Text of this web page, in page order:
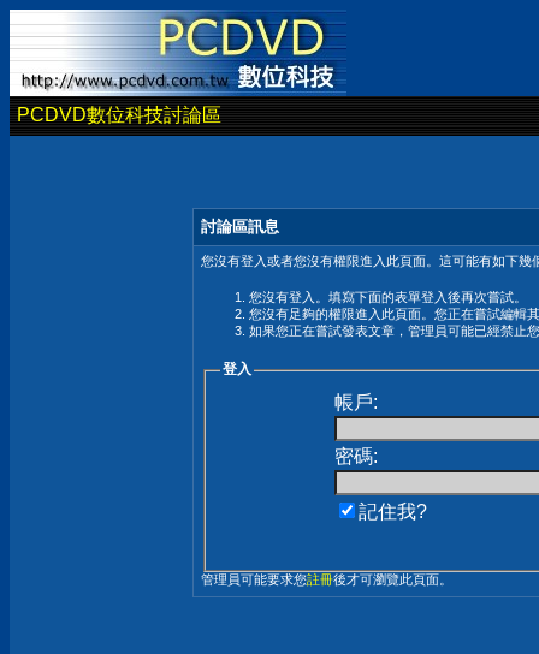
PCDVD數位科技討論區
討論區訊息
您沒有登入或者您沒有權限進入此頁面。這可能有如下幾
您沒有登入。填寫下面的表單登入後再次嘗試。
您沒有足夠的權限進入此頁面。您正在嘗試編輯
如果您正在嘗試發表文章，管理員可能已經禁止
登入
帳戶:
密碼:
記住我?
管理員可能要求您註冊後才可瀏覽此頁面。